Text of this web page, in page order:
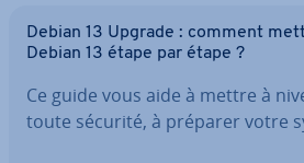
Debian 13 Upgrade : comment
Debian 13 étape par étape ?
Ce guide vous aide à mettre à
toute sécurité, à préparer votre